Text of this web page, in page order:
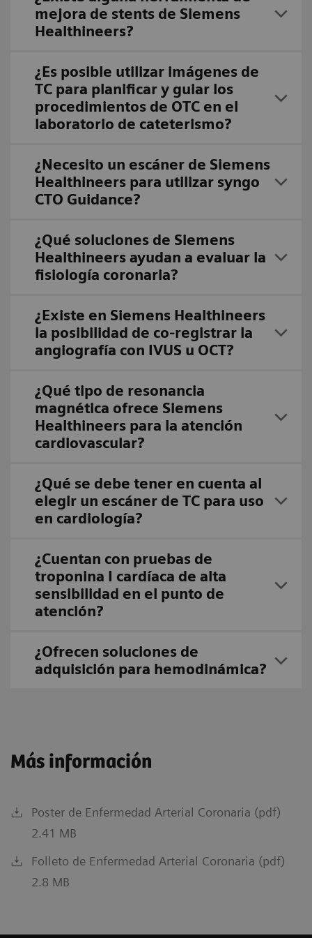
mejora de stents de Siemens
Healthineers?
¿Es posible utilizar imágenes de
TC para planificar y guiar los
procedimientos de OTC en el
laboratorio de cateterismo?
¿Necesito un escáner de Siemens
Healthineers para utilizar syngo
CTO Guidance?
¿Qué soluciones de Siemens
Healthineers ayudan a evaluar la
fisiología coronaria?
¿Existe en Siemens Healthineers
la posibilidad de co-registrar la
angiografía con IVUS u OCT?
¿Qué tipo de resonancia
magnética ofrece Siemens
Healthineers para la atención
cardiovascular?
¿Qué se debe tener en cuenta al
elegir un escáner de TC para uso
en cardiología?
¿Cuentan con pruebas de
troponina I cardíaca de alta
sensibilidad en el punto de
atención?
¿Ofrecen soluciones de
adquisición para hemodinámica?
Más información
Poster de Enfermedad Arterial Coronaria (pdf)
2.41 MB
Folleto de Enfermedad Arterial Coronaria (pdf)
2.8 MB